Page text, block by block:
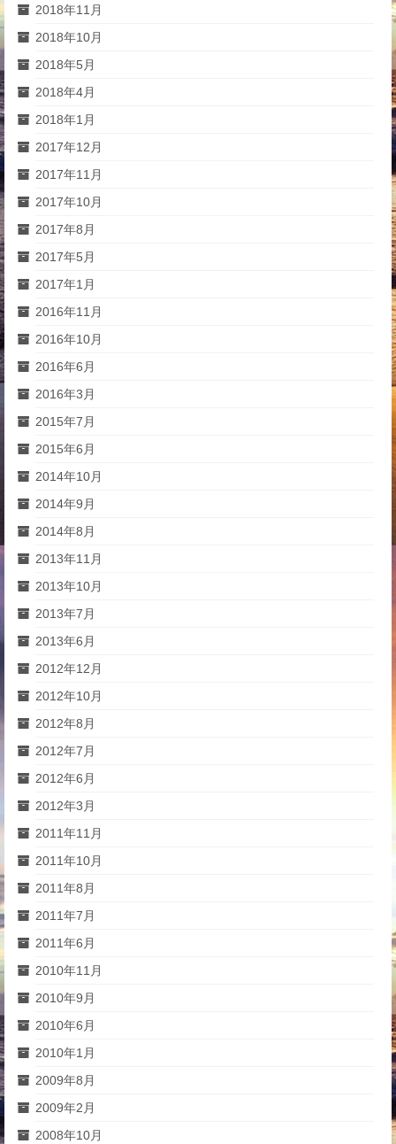
2018年11月
2018年10月
2018年5月
2018年4月
2018年1月
2017年12月
2017年11月
2017年10月
2017年8月
2017年5月
2017年1月
2016年11月
2016年10月
2016年6月
2016年3月
2015年7月
2015年6月
2014年10月
2014年9月
2014年8月
2013年11月
2013年10月
2013年7月
2013年6月
2012年12月
2012年10月
2012年8月
2012年7月
2012年6月
2012年3月
2011年11月
2011年10月
2011年8月
2011年7月
2011年6月
2010年11月
2010年9月
2010年6月
2010年1月
2009年8月
2009年2月
2008年10月